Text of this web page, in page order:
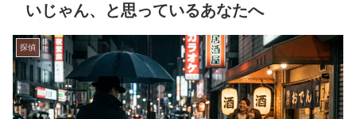
いじゃん、と思っているあなたへ
探偵